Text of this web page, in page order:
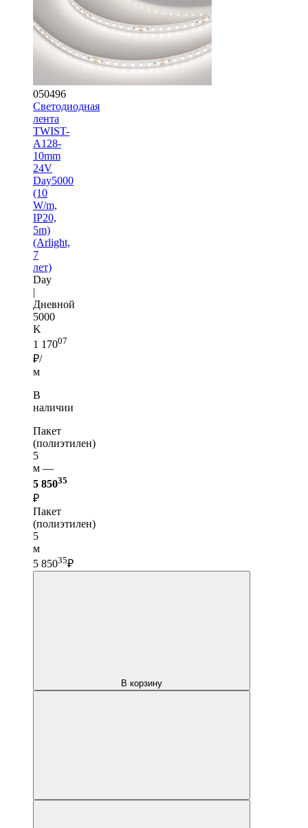
050496
Светодиодная
лента
TWIST-
A128-
10mm
24V
Day5000
(10
W/m,
IP20,
5m)
(Arlight,
7
лет)
Day
|
Дневной
5000
K
1 17007
₽/
м
В
наличии
Пакет
(полиэтилен)
5
м —
5 85035
₽
Пакет
(полиэтилен)
5
м
5 85035₽
В корзину